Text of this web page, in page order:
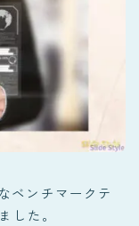
ベンチマークテ
した。